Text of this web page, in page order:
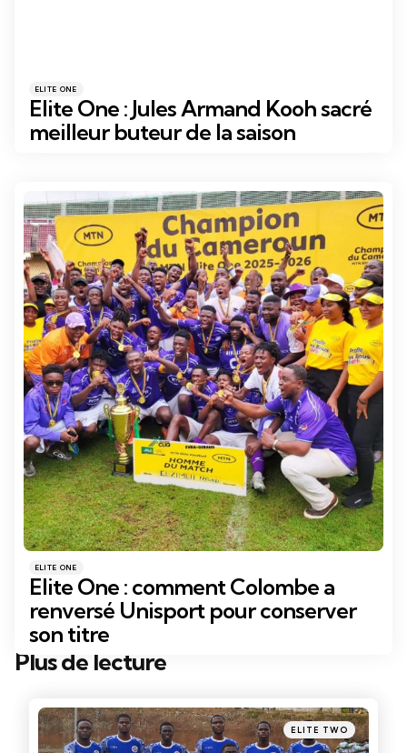
Catégories
Posté
dans
ELITE ONE
Elite One : Jules Armand Kooh sacré
meilleur buteur de la saison
Catégories
Posté
dans
ELITE ONE
Elite One : comment Colombe a
renversé Unisport pour conserver
son titre
Plus de lecture
Post
Posté
dans
ELITE TWO